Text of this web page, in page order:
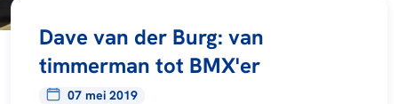
Dave van der Burg: van
timmerman tot BMX'er
07 mei 2019